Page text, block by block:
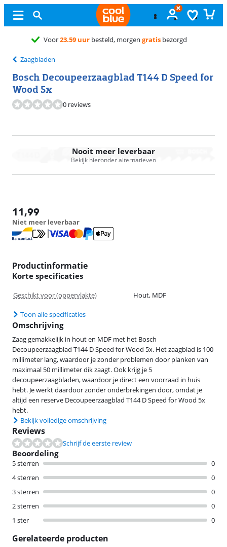
Zaagbladen
Bosch Decoupeerzaagblad T144 D Speed for
Wood 5x
0 reviews
Nooit meer leverbaar
Bekijk hieronder alternatieven
11,99
Niet meer leverbaar
Productinformatie
Korte specificaties
Geschikt voor (oppervlakte) Hout, MDF
Toon alle specificaties
Omschrijving
Zaag gemakkelijk in hout en MDF met het Bosch
Decoupeerzaagblad T144 D Speed for Wood 5x. Het zaagblad is 100
millimeter lang, waardoor je zonder problemen door planken van
maximaal 50 millimeter dik zaagt. Ook krijg je 5
decoupeerzaagbladen, waardoor je direct een voorraad in huis
hebt. Je werkt daardoor zonder onderbrekingen door, omdat je
altijd een reserve Decoupeerzaagblad T144 D Speed for Wood 5x
hebt.
Bekijk volledige omschrijving
Reviews
Schrijf de eerste review
Beoordeling
5 sterren
0
4 sterren
0
3 sterren
0
2 sterren
0
1 ster
0
Gerelateerde producten